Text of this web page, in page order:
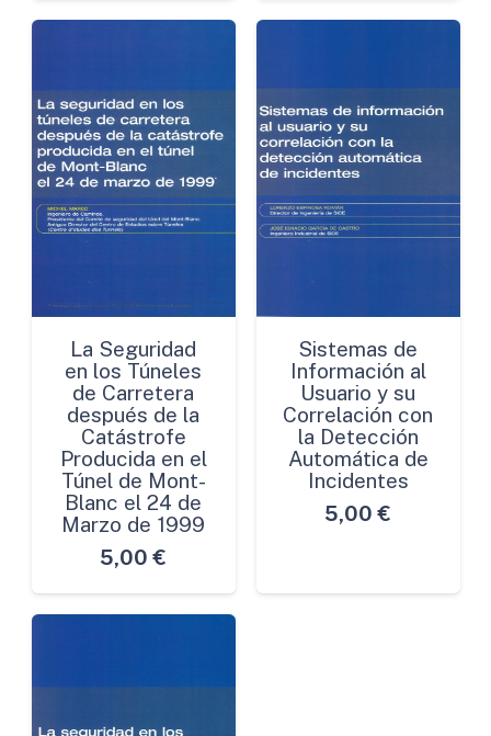
La Seguridad
en los Túneles
de Carretera
después de la
Catástrofe
Producida en el
Túnel de Mont-
Blanc el 24 de
Marzo de 1999
5,00 €
Sistemas de
Información al
Usuario y su
Correlación con
la Detección
Automática de
Incidentes
5,00 €